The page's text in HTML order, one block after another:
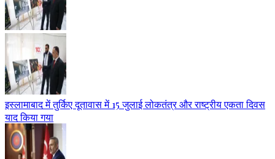
इस्लामाबाद में तुर्किए दूतावास में 15 जुलाई लोकतंत्र और राष्ट्रीय एकता दिवस
याद किया गया